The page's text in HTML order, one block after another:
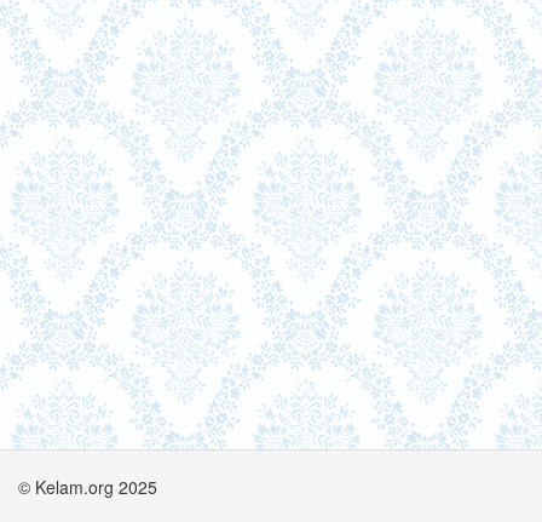
© Kelam.org 2025